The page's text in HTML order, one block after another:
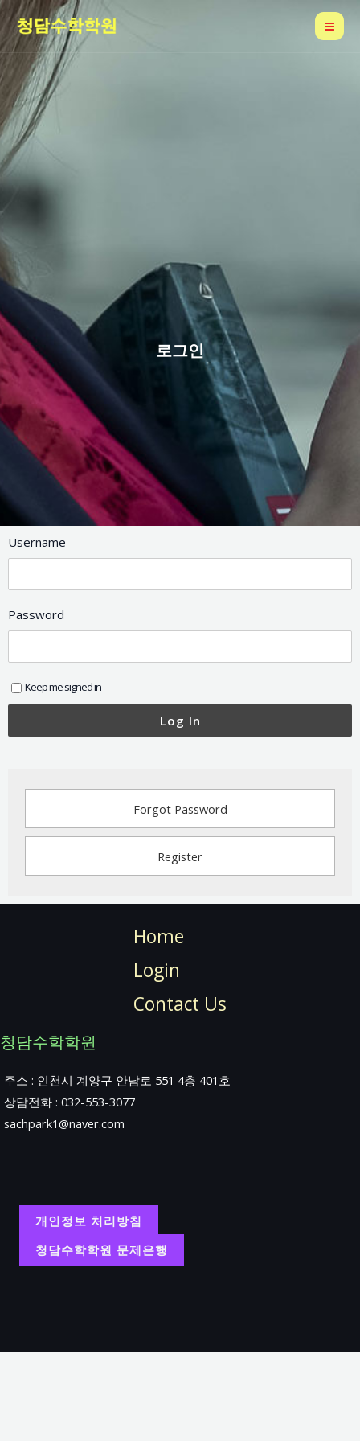
콘
텐
츠
로
건
너
뛰
기
로그인
Username
Password
Keep me signed in
Log In
Forgot Password
Register
Home
Login
Contact Us
청담수학학원
주소 : 인천시 계양구 안남로 551 4층 401호
상담전화 : 032-553-3077
sachpark1@naver.com
개인정보 처리방침
청담수학학원 문제은행